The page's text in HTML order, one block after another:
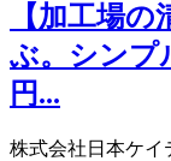
【加工場
ぶ。シンプ
円...
株式会社日本ケイ